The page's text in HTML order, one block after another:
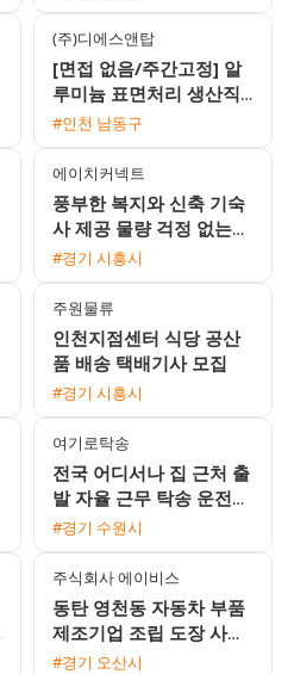
(주)디에스앤탑
[면접 없음/주간고정] 알
루미늄 표면처리 생산직
모집 (시급 10520원 / 주
#인천 남동구
에이치커넥트
풍부한 복지와 신축 기숙
사 제공 물량 걱정 없는
전자부품 생산직 모집
#경기 시흥시
주원물류
인천지점센터 식당 공산
품 배송 택배기사 모집
#경기 시흥시
여기로탁송
전국 어디서나 집 근처 출
발 자율 근무 탁송 운전기
사 모집 초보 및 외국인
#경기 수원시
주식회사 에이비스
동탄 영천동 자동차 부품
제조기업 조립 도장 사출
생산직 모집 사출부서 수
#경기 오산시